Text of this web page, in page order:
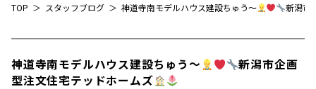
TOP スタッフブログ 神道寺南モデルハウス建設ちゅう～ 新潟市
神道寺南モデルハウス建設ちゅう～
新潟市企画
型注文住宅テッドホームズ